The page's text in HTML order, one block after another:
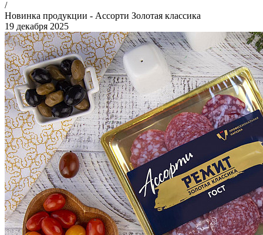
/
Новинка продукции - Ассорти Золотая классика
19 декабря 2025